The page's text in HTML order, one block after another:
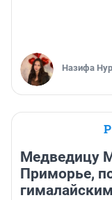
Назифа
Медведицу
Приморье,